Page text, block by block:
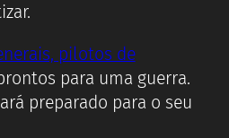
pilotos de
para uma guerra.
preparado para o seu